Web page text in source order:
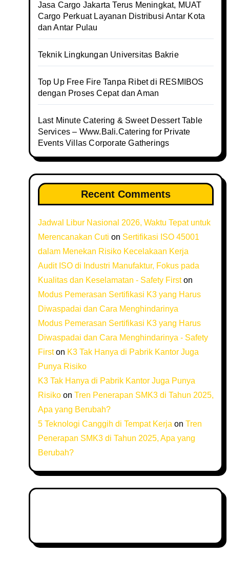
Jasa Cargo Jakarta Terus Meningkat, MUAT
Cargo Perkuat Layanan Distribusi Antar Kota
dan Antar Pulau
Teknik Lingkungan Universitas Bakrie
Top Up Free Fire Tanpa Ribet di RESMIBOS
dengan Proses Cepat dan Aman
Last Minute Catering & Sweet Dessert Table
Services – Www.Bali.Catering for Private
Events Villas Corporate Gatherings
Recent Comments
Jadwal Libur Nasional 2026, Waktu Tepat untuk
Merencanakan Cuti on Sertifikasi ISO 45001
dalam Menekan Risiko Kecelakaan Kerja
Audit ISO di Industri Manufaktur, Fokus pada
Kualitas dan Keselamatan - Safety Firston
Modus Pemerasan Sertifikasi K3 yang Harus
Diwaspadai dan Cara Menghindarinya
Modus Pemerasan Sertifikasi K3 yang Harus
Diwaspadai dan Cara Menghindarinya - Safety
Firston K3 Tak Hanya di Pabrik Kantor Juga
Punya Risiko
K3 Tak Hanya di Pabrik Kantor Juga Punya
Risikoon Tren Penerapan SMK3 di Tahun 2025,
Apa yang Berubah?
5 Teknologi Canggih di Tempat Kerja on Tren
Penerapan SMK3 di Tahun 2025, Apa yang
Berubah?